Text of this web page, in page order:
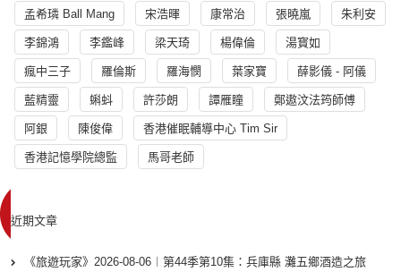
孟希璘 Ball Mang 宋浩暉 康常治 張曉嵐 朱利安
李錦鴻 李鑑峰 梁天琦 楊偉倫 湯寳如
瘋中三子 羅倫斯 羅海憫 葉家寶 薛影儀 - 阿儀
藍精靈 蝌蚪 許莎朗 譚雁瞳 鄭遨汶法筠師傅
阿銀 陳俊偉 香港催眠輔導中心 Tim Sir
香港記憶學院總監 馬哥老師
近期文章
《旅遊玩家》2026-08-06︱第44季第10集：兵庫縣 灘五鄉酒造之旅